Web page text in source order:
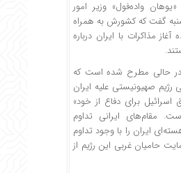
«یوهان واده‌‎فول» وزیر امور
گفت که کشورش به همراه
مذاکرات با ایران درباره
در حالی مطرح شده است که
رژیم صهیونیستی علیه ایران
برای دفاع از خود»
مقام‌های ایرانی تداوم
ایران را با وجود تداوم
حامیان غربی این رژیم از